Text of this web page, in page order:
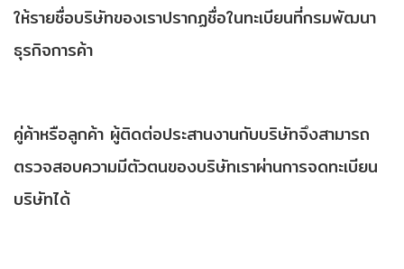
ให้รายชื่อบริษัทของเราปรากฏชื่อในทะเบียนที่กรมพัฒนา
ธุรกิจการค้า
คู่ค้าหรือลูกค้า ผู้ติดต่อประสานงานกับบริษัทจึงสามารถ
ตรวจสอบความมีตัวตนของบริษัทเราผ่านการจดทะเบียน
บริษัทได้